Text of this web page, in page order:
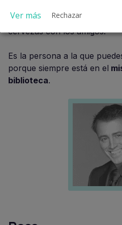
oportunidad de ir a comer
cervezas con los amigos.
Es la persona a la que
porque siempre está en el
biblioteca.
Ver más Rechazar